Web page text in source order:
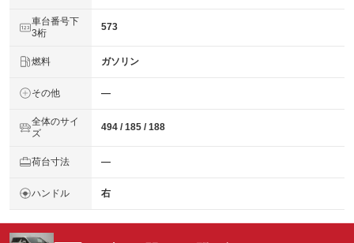
車台番号下
3桁
573
燃料 ガソリン
その他 ―
全体のサイ
ズ
494 / 185 / 188
荷台寸法 ―
ハンドル 右